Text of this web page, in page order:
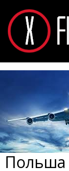
Польша